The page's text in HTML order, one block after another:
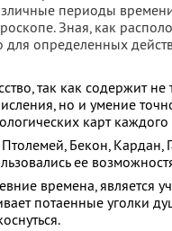
периоды
Зная, как
для определенных
так как содержит не
но и умение
карт каждого
Бекон, Кардан,
ее
времена, является
потаенные уголки